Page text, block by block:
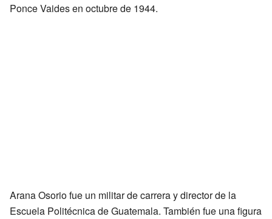
Ponce Vaides en octubre de 1944.
Arana Osorio fue un militar de carrera y director de la
Escuela Politécnica de Guatemala. También fue una figura